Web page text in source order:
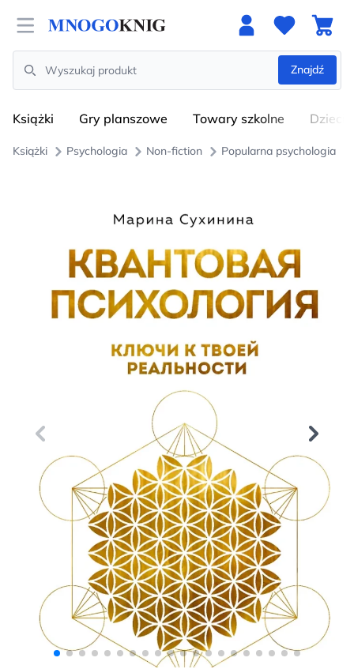
Open menu
Search
Znajdź
Książki Gry planszowe Towary szkolne
Książki Psychologia Non-fiction Popularna psychologia